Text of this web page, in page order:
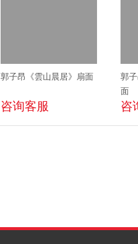
郭子昂《雲山晨居》扇面
咨询客服
郭
面
咨